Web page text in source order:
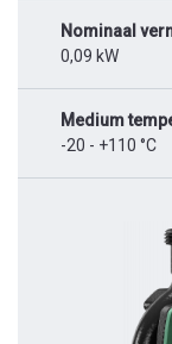
Nominaal
0,09 kW
Medium
-20 - +110 °C